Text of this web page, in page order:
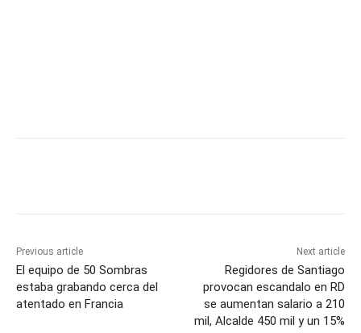
Previous article
El equipo de 50 Sombras
estaba grabando cerca del
atentado en Francia
Next article
Regidores de Santiago
provocan escandalo en RD
se aumentan salario a 210
mil, Alcalde 450 mil y un 15%